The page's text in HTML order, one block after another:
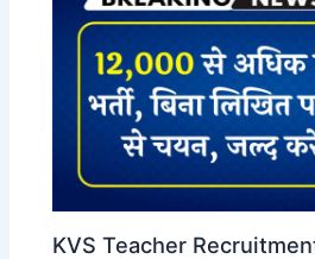
KVS Teacher Recruitment